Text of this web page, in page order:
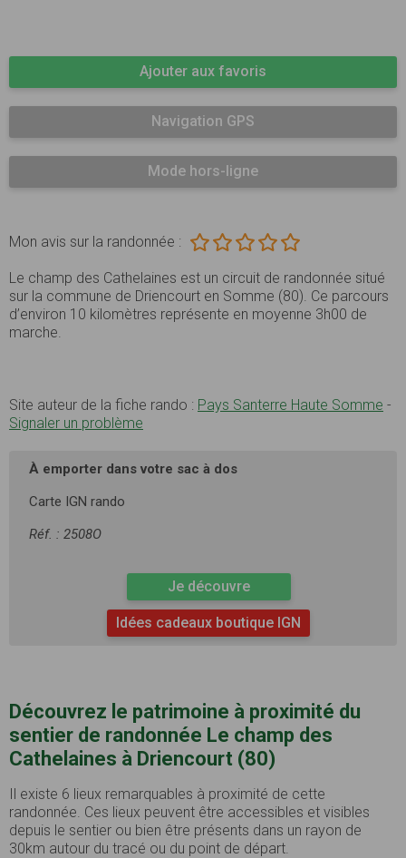
Ajouter aux favoris
Navigation GPS
Mode hors-ligne
Mon avis sur la randonnée :
Le champ des Cathelaines est un circuit de randonnée situé
sur la commune de Driencourt en Somme (80). Ce parcours
d’environ 10 kilomètres représente en moyenne 3h00 de
marche.
Site auteur de la fiche rando : Pays Santerre Haute Somme -
Signaler un problème
À emporter dans votre sac à dos
Carte IGN rando
Réf. : 2508O
Je découvre
Idées cadeaux boutique IGN
Découvrez le patrimoine à proximité du
sentier de randonnée Le champ des
Cathelaines à Driencourt (80)
Il existe 6 lieux remarquables à proximité de cette
randonnée. Ces lieux peuvent être accessibles et visibles
depuis le sentier ou bien être présents dans un rayon de
30km autour du tracé ou du point de départ.